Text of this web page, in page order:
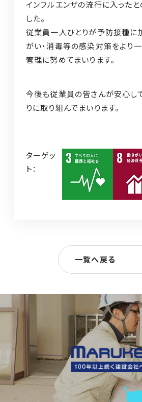
インフルエンザの流行に入った
した。
従業員一人ひとりが予防接種に
がい・消毒等の感染対策をより
管理に努めてまいります。
今後も従業員の皆さんが安心し
りに取り組んでまいります。
ターゲッ
ト：
一覧へ戻る